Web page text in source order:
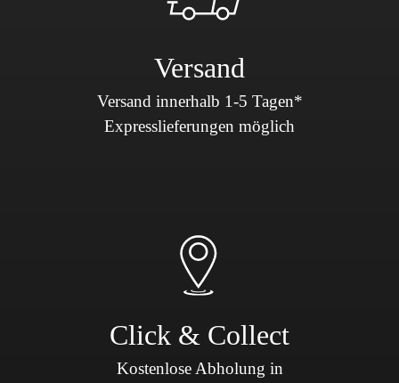
Versand
Versand innerhalb 1-5 Tagen*
Expresslieferungen möglich
Click & Collect
Kostenlose Abholung in